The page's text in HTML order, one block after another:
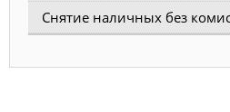
Снятие наличных без